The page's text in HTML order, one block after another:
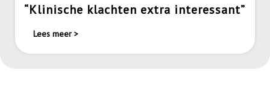
“Klinische klachten extra interessant”
Lees meer >